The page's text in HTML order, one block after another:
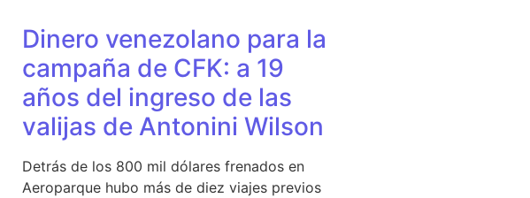
Dinero venezolano para la
campaña de CFK: a 19
años del ingreso de las
valijas de Antonini Wilson
Detrás de los 800 mil dólares frenados en
Aeroparque hubo más de diez viajes previos